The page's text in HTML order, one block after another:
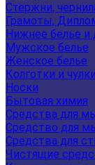
Стержни,
Грамоты,
Нижнее белье
Мужское белье
Женское белье
Колготки и чулки
Носки
Бытовая химия
Средства для
Средство для
Средства для
Чистящие